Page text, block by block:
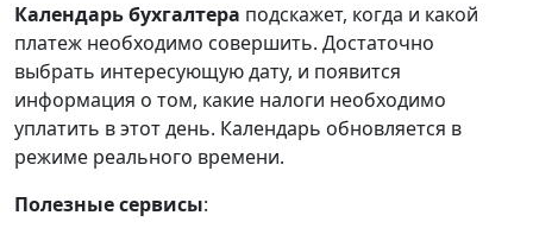
Календарьбухгалтера подскажет, когда и какой
платеж необходимо совершить. Достаточно
выбрать интересующую дату, и появится
информация о том, какие налоги необходимо
уплатить в этот день. Календарь обновляется в
режиме реального времени.
Полезные сервисы: